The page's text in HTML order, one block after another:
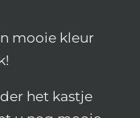
mooie kleur
het kastje